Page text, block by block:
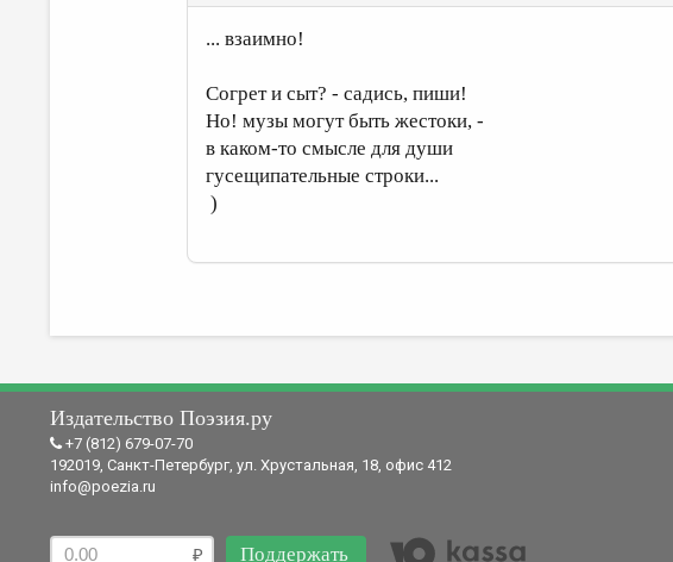
... взаимно!
Согрет и сыт? - садись, пиши!
Но! музы могут быть жестоки, -
в каком-то смысле для души
гусещипательные строки...
)
Издательство Поэзия.ру
+7 (812) 679-07-70
192019, Санкт-Петербург, ул. Хрустальная, 18, офис 412
info@poezia.ru
Поддержать